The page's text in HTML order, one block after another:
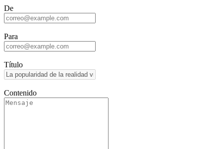
De
Para
Título
Contenido